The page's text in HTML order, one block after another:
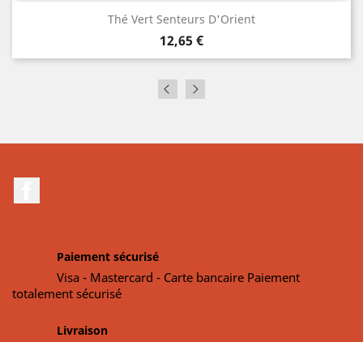
Thé Vert Senteurs D'Orient
Prix
12,65 €
Paiement sécurisé
Visa - Mastercard - Carte bancaire Paiement
totalement sécurisé
Livraison